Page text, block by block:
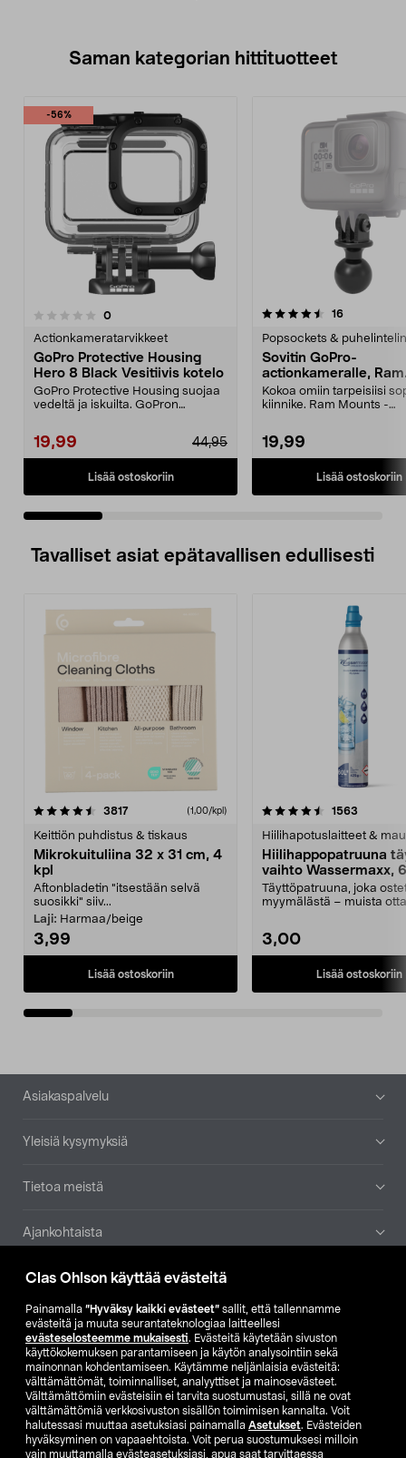
Clas Ohlson käyttää evästeitä
Painamalla ”Hyväksy kaikki evästeet” sallit, että tallennamme
evästeitä ja muuta seurantateknologiaa laitteellesi
evästeselosteemme mukaisesti. Evästeitä käytetään sivuston
käyttökokemuksen parantamiseen ja käytön analysointiin sekä
mainonnan kohdentamiseen. Käytämme neljänlaisia evästeitä:
välttämättömät, toiminnalliset, analyyttiset ja mainosevästeet.
Välttämättömiin evästeisiin ei tarvita suostumustasi, sillä ne ovat
välttämättömiä verkkosivuston sisällön toimimisen kannalta. Voit
halutessasi muuttaa asetuksiasi painamalla Asetukset. Evästeiden
hyväksyminen on vapaaehtoista. Voit perua suostumuksesi milloin
vain muuttamalla evästeasetuksiasi, apua saat tarvittaessa
Saman kategorian hittituotteet
-56%
0arvostelut
Actionkameratarvikkeet
GoPro Protective Housing
Hero 8 Black Vesitiivis kotelo
GoPro Protective Housing suojaa
vedeltä ja iskuilta. GoPron
19,99 44,95
Lisää ostoskoriin
4.5 viidestä
16arvostelut
Popsockets &
Sovitin GoPro-
actionkameralle, Ram
Mounts
Kokoa omiin tarpeisiisi
kiinnike. Ram Mounts -
19,99
Lisää ostoskoriin
4.0 viidestä
Tavalliset asiat epätavallisen edullisesti
3817arvostelut (1,00/kpl)
Keittiön puhdistus & tiskaus
Mikrokuituliina 32 x 31 cm, 4
kpl
Aftonbladetin "itsestään selvä
suosikki" siiv...
Laji: Harmaa/beige
3,99
Lisää ostoskoriin
4.5viidestä
1563
Hiilihapotuslaitteet &
Hiilihappopatruuna
vaihto Wassermaxx,
Täyttöpatruuna, joka
myymälästä – muista
3,00
Lisää ostoskoriin
4.5viidestä
Alatunniste
Asiakaspalvelu
Yleisiä kysymyksiä
Tietoa meistä
Ajankohtaista
Muut yrityksemme
Etsi myymälä
SE NO FI
FI SV